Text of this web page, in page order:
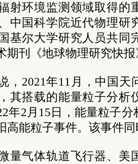
射环境监测领域取得的
中国科学院近代物理研
基尔大学研究人员共同
期刊《地球物理研究快
，2021年11月，中国天
其搭载的能量粒子分析
年2月15日，能量粒子
高能粒子事件。该事件
量气体轨道飞行器、美